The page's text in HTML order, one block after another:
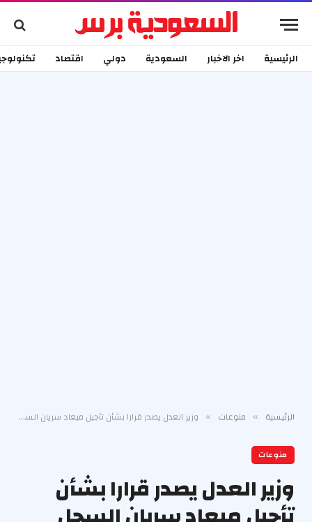
الرئيسية اخر الاخبار السعودية دولي اقتصاد
الرئيسية » منوعات » وزير العدل يصدر قرارا بشأن تأجيل ميعاد سريان السجل العيني
منوعات
وزير العدل يصدر قرارا بشأن